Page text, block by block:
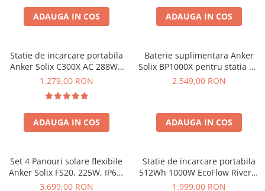
Stabilizatoare Tensiune
Anemometre
Clampmetre
Detectoare
Multimetre Portabile
Tahometre
Termometre
Testere
ADAUGA IN COS ADAUGA IN COS
Statie de incarcare portabila
Anker Solix C300X AC 288Wh
300W
1.279,00 RON
ADAUGA IN COS
Baterie suplimentara Anker
Solix BP1000X pentru statia de
alimentare portabila Anker
2.549,00 RON
ADAUGA IN COS
Set 4 Panouri solare flexibile
Anker Solix FS20, 225W, IP67,
Tehnologie TOPCon
3.699,00 RON
Statie de incarcare portabila
512Wh 1000W EcoFlow River 2
Max
1.999,00 RON